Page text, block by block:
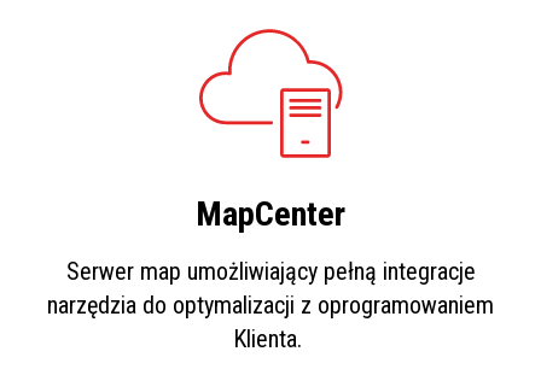
MapCenter
Serwer map umożliwiający pełną integracje
narzędzia do optymalizacji z oprogramowaniem
Klienta.